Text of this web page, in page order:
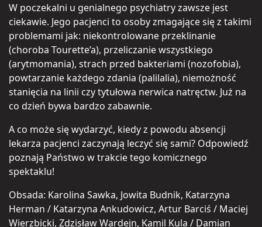
W poczekalni u genialnego psychiatry zawsze jest
ciekawie. Jego pacjenci to osoby zmagające się z takimi
problemami jak: niekontrolowane przeklinanie
(choroba Tourette’a), przeliczanie wszystkiego
(arytmomania), strach przed bakteriami (nozofobia),
powtarzanie każdego zdania (palilalia), niemożność
stanięcia na linii czy tytułowa nerwica natręctw. Już na
co dzień bywa bardzo zabawnie.
A co może się wydarzyć, kiedy z powodu absencji
lekarza pacjenci zaczynają leczyć się sami? Odpowiedź
poznają Państwo w trakcie tego komicznego
spektaklu!
Obsada: Karolina Sawka, Jowita Budnik, Katarzyna
Herman / Katarzyna Ankudowicz, Artur Barciś / Maciej
Wierzbicki, Zdzisław Wardejn, Kamil Kula / Damian